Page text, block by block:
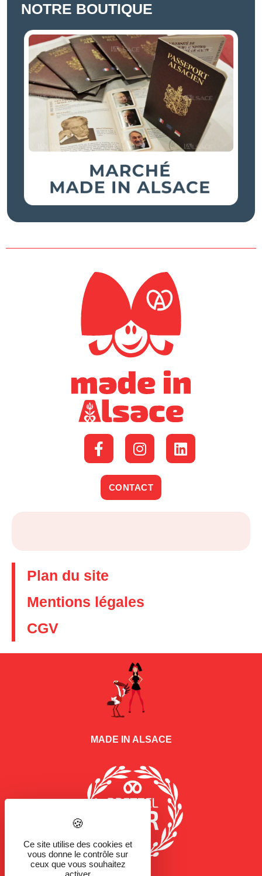
NOTRE BOUTIQUE
CONTACT
Plan du site
Mentions légales
CGV
MADE IN ALSACE
Ce site utilise des cookies et
vous donne le contrôle sur
ceux que vous souhaitez
activer